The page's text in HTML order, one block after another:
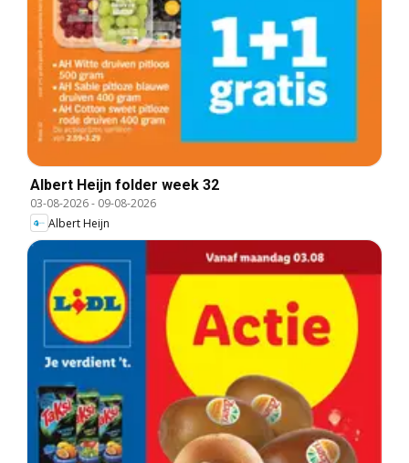
Albert Heijn folder week 32
03-08-2026- 09-08-2026
Albert Heijn